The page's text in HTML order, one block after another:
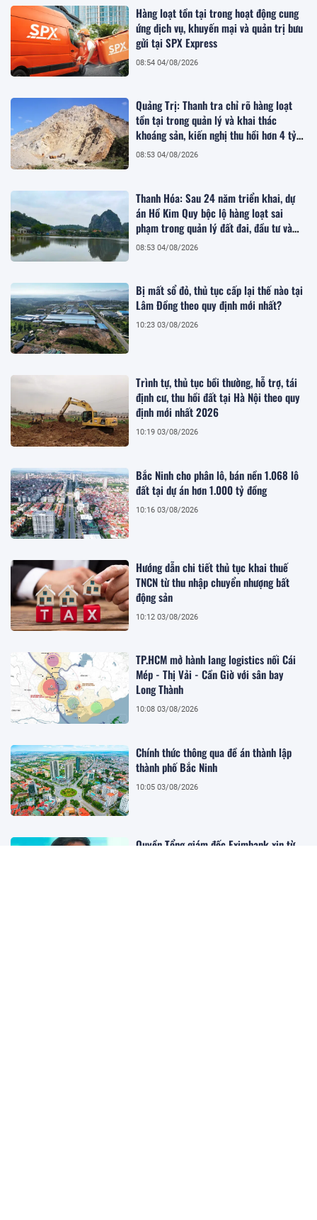
Hàng loạt tồn tại trong hoạt động cung
ứng dịch vụ, khuyến mại và quản trị bưu
gửi tại SPX Express
08:54 04/08/2026
Quảng Trị: Thanh tra chỉ rõ hàng loạt
tồn tại trong quản lý và khai thác
khoáng sản, kiến nghị thu hồi hơn 4 tỷ
đồng
08:53 04/08/2026
Thanh Hóa: Sau 24 năm triển khai, dự
án Hồ Kim Quy bộc lộ hàng loạt sai
phạm trong quản lý đất đai, đầu tư và
quy hoạch
08:53 04/08/2026
Bị mất sổ đỏ, thủ tục cấp lại thế nào tại
Lâm Đồng theo quy định mới nhất?
10:23 03/08/2026
Trình tự, thủ tục bồi thường, hỗ trợ, tái
định cư, thu hồi đất tại Hà Nội theo quy
định mới nhất 2026
10:19 03/08/2026
Bắc Ninh cho phân lô, bán nền 1.068 lô
đất tại dự án hơn 1.000 tỷ đồng
10:16 03/08/2026
Hướng dẫn chi tiết thủ tục khai thuế
TNCN từ thu nhập chuyển nhượng bất
động sản
10:12 03/08/2026
TP.HCM mở hành lang logistics nối Cái
Mép - Thị Vải - Cần Giờ với sân bay
Long Thành
10:08 03/08/2026
Chính thức thông qua đề án thành lập
thành phố Bắc Ninh
10:05 03/08/2026
Quyền Tổng giám đốc Eximbank xin từ